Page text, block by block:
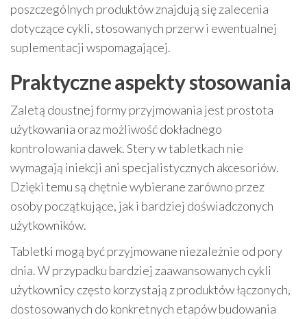
poszczególnych produktów znajdują się zalecenia
dotyczące cykli, stosowanych przerw i ewentualnej
suplementacji wspomagającej.
Praktyczne aspekty stosowania
Zaletą doustnej formy przyjmowania jest prostota
użytkowania oraz możliwość dokładnego
kontrolowania dawek. Stery w tabletkach nie
wymagają iniekcji ani specjalistycznych akcesoriów.
Dzięki temu są chętnie wybierane zarówno przez
osoby początkujące, jak i bardziej doświadczonych
użytkowników.
Tabletki mogą być przyjmowane niezależnie od pory
dnia. W przypadku bardziej zaawansowanych cykli
użytkownicy często korzystają z produktów łączonych,
dostosowanych do konkretnych etapów budowania